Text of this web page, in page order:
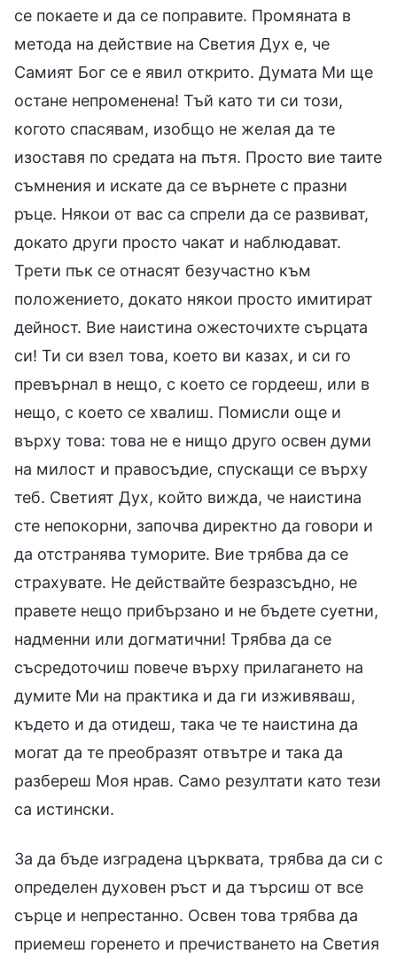
се покаете и да се поправите. Промяната в
метода на действие на Светия Дух е, че
Самият Бог се е явил открито. Думата Ми ще
остане непроменена! Тъй като ти си този,
когото спасявам, изобщо не желая да те
изоставя по средата на пътя. Просто вие таите
съмнения и искате да се върнете с празни
ръце. Някои от вас са спрели да се развиват,
докато други просто чакат и наблюдават.
Трети пък се отнасят безучастно към
положението, докато някои просто имитират
дейност. Вие наистина ожесточихте сърцата
си! Ти си взел това, което ви казах, и си го
превърнал в нещо, с което се гордееш, или в
нещо, с което се хвалиш. Помисли още и
върху това: това не е нищо друго освен думи
на милост и правосъдие, спускащи се върху
теб. Светият Дух, който вижда, че наистина
сте непокорни, започва директно да говори и
да отстранява туморите. Вие трябва да се
страхувате. Не действайте безразсъдно, не
правете нещо прибързано и не бъдете суетни,
надменни или догматични! Трябва да се
съсредоточиш повече върху прилагането на
думите Ми на практика и да ги изживяваш,
където и да отидеш, така че те наистина да
могат да те преобразят отвътре и така да
разбереш Моя нрав. Само резултати като тези
са истински.
За да бъде изградена църквата, трябва да си с
определен духовен ръст и да търсиш от все
сърце и непрестанно. Освен това трябва да
приемеш горенето и пречистването на Светия